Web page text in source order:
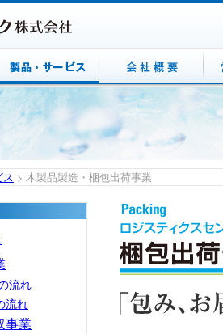
ス > 木製品製造・梱包出荷事業
流れ
流れ
事業